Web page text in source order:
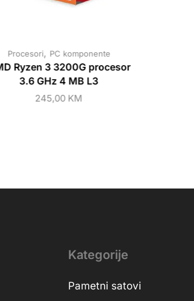
Procesori, PC komponente
Ryzen 3 3200G procesor
3.6 GHz 4 MB L3
245,00 KM
Kategorije
Pametni satovi